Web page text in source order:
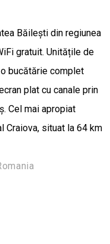
Băileşti din regiunea
gratuit. Unitățile de
bucătărie complet
plat cu canale prin
Cel mai apropiat
Craiova, situat la 64 km